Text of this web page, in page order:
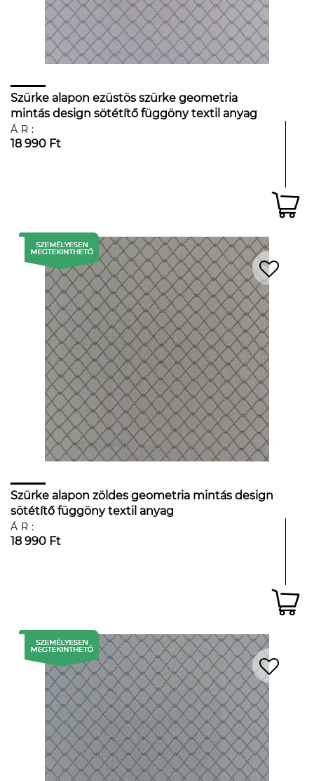
Szürke alapon ezüstös szürke geometria
mintás design sötétítő függöny textil anyag
ÁR:
18 990 Ft
Szürke alapon zöldes geometria mintás design
sötétítő függöny textil anyag
ÁR:
18 990 Ft